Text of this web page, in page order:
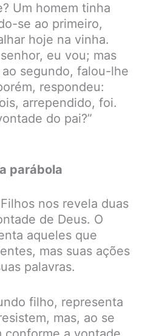
Um homem tinha
se ao primeiro,
hoje na vinha.
eu vou; mas
segundo, falou-lhe
respondeu:
arrependido, foi.
do pai?”
parábola
nos revela duas
de Deus. O
aqueles que
mas suas ações
palavras.
filho, representa
mas, ao se